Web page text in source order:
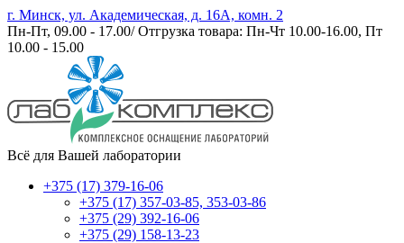
г. Минск, ул. Академическая, д. 16А, комн. 2
Пн-Пт, 09.00 - 17.00/ Отгрузка товара: Пн-Чт 10.00-16.00, Пт
10.00 - 15.00
Всё для Вашей лаборатории
+375 (17) 379-16-06
+375 (17) 357-03-85, 353-03-86
+375 (29) 392-16-06
+375 (29) 158-13-23